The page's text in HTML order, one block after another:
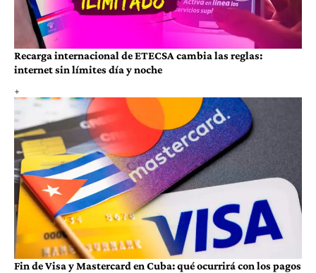
Recarga internacional de ETECSA cambia las reglas:
internet sin límites día y noche
Fin de Visa y Mastercard en Cuba: qué ocurrirá con los pagos